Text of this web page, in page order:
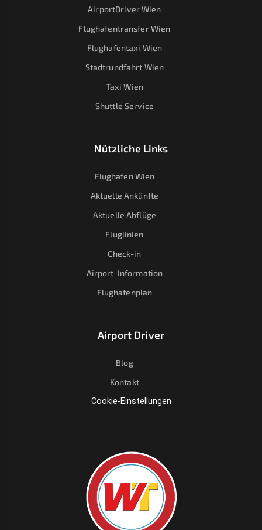
AirportDriver Wien
Flughafentransfer Wien
Flughafentaxi Wien
Stadtrundfahrt Wien
Taxi Wien
Shuttle Service
Nützliche Links
Flughafen Wien
Aktuelle Ankünfte
Aktuelle Abflüge
Fluglinien
Check-in
Airport-Information
Flughafenplan
Airport Driver
Blog
Kontakt
Cookie-Einstellungen